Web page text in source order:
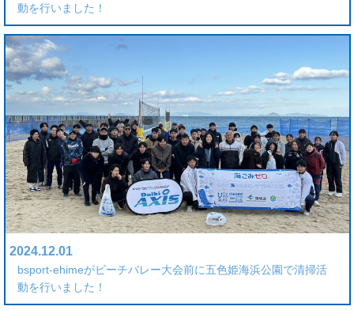
動を行いました！
2024.12.01
bsport-ehimeがビーチバレー大会前に五色姫海浜公園で清掃活
動を行いました！